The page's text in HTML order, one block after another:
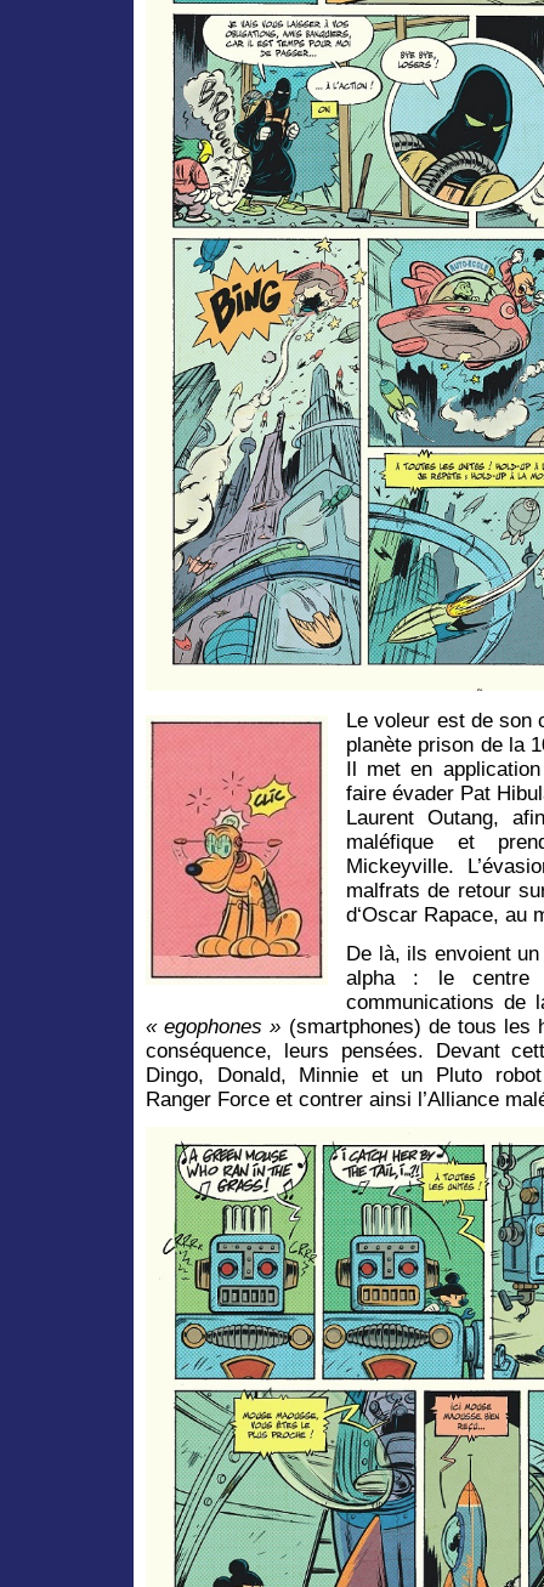
Le voleur est de son
planète prison de la
Il met en
faire évader Pat
Laurent Outang,
maléfique et
Mickeyville.
malfrats de retour
d‘Oscar Rapace, au
De là, ils envoient
alpha : le centre
communications de
« egophones » (smartphones) de tous les
conséquence, leurs pensées. Devant
Dingo, Donald, Minnie et un Pluto
Ranger Force et contrer ainsi l’Alliance